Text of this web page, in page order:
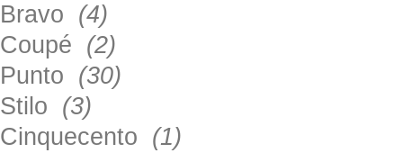
Bravo (4)
Coupé (2)
Punto (30)
Stilo (3)
Cinquecento (1)